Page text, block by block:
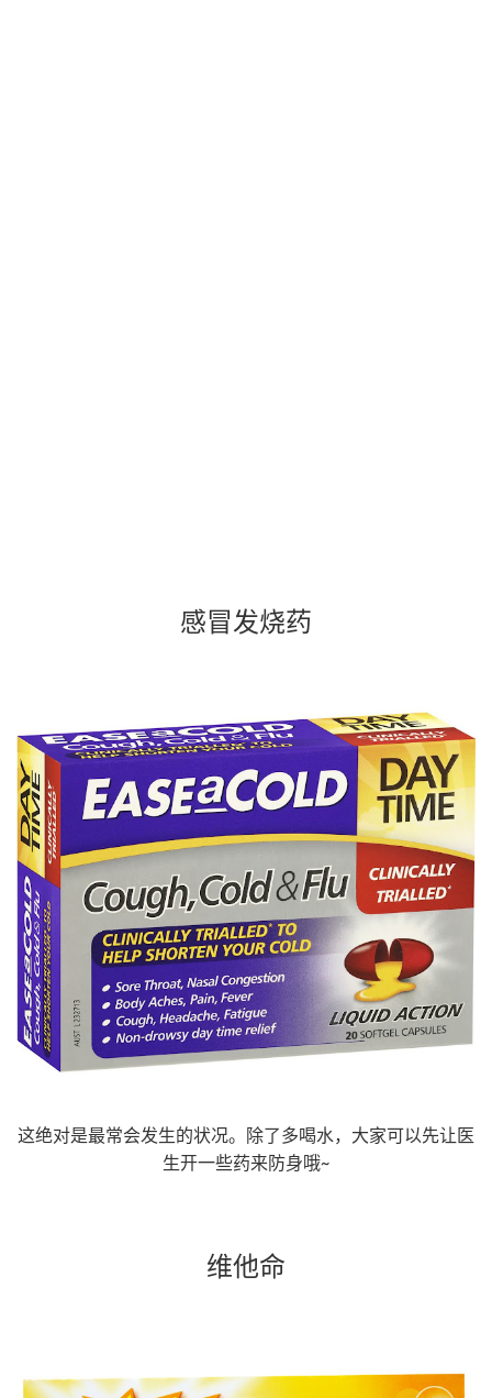
感冒发烧药
这绝对是最常会发生的状况。除了多喝水，大家可以先让医
生开一些药来防身哦~
维他命